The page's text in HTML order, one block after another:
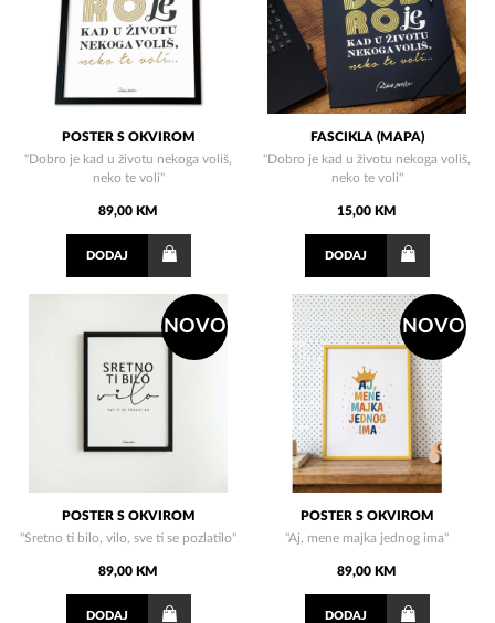
POSTER S OKVIROM
''Dobro je kad u životu nekoga voliš,
neko te voli''
89,00 KM
DODAJ
FASCIKLA (MAPA)
"Dobro je kad u životu nekoga voliš,
neko te voli"
15,00 KM
DODAJ
NOVO
POSTER S OKVIROM
"Sretno ti bilo, vilo, sve ti se pozlatilo"
89,00 KM
DODAJ
NOVO
POSTER S OKVIROM
"Aj, mene majka jednog ima"
89,00 KM
DODAJ